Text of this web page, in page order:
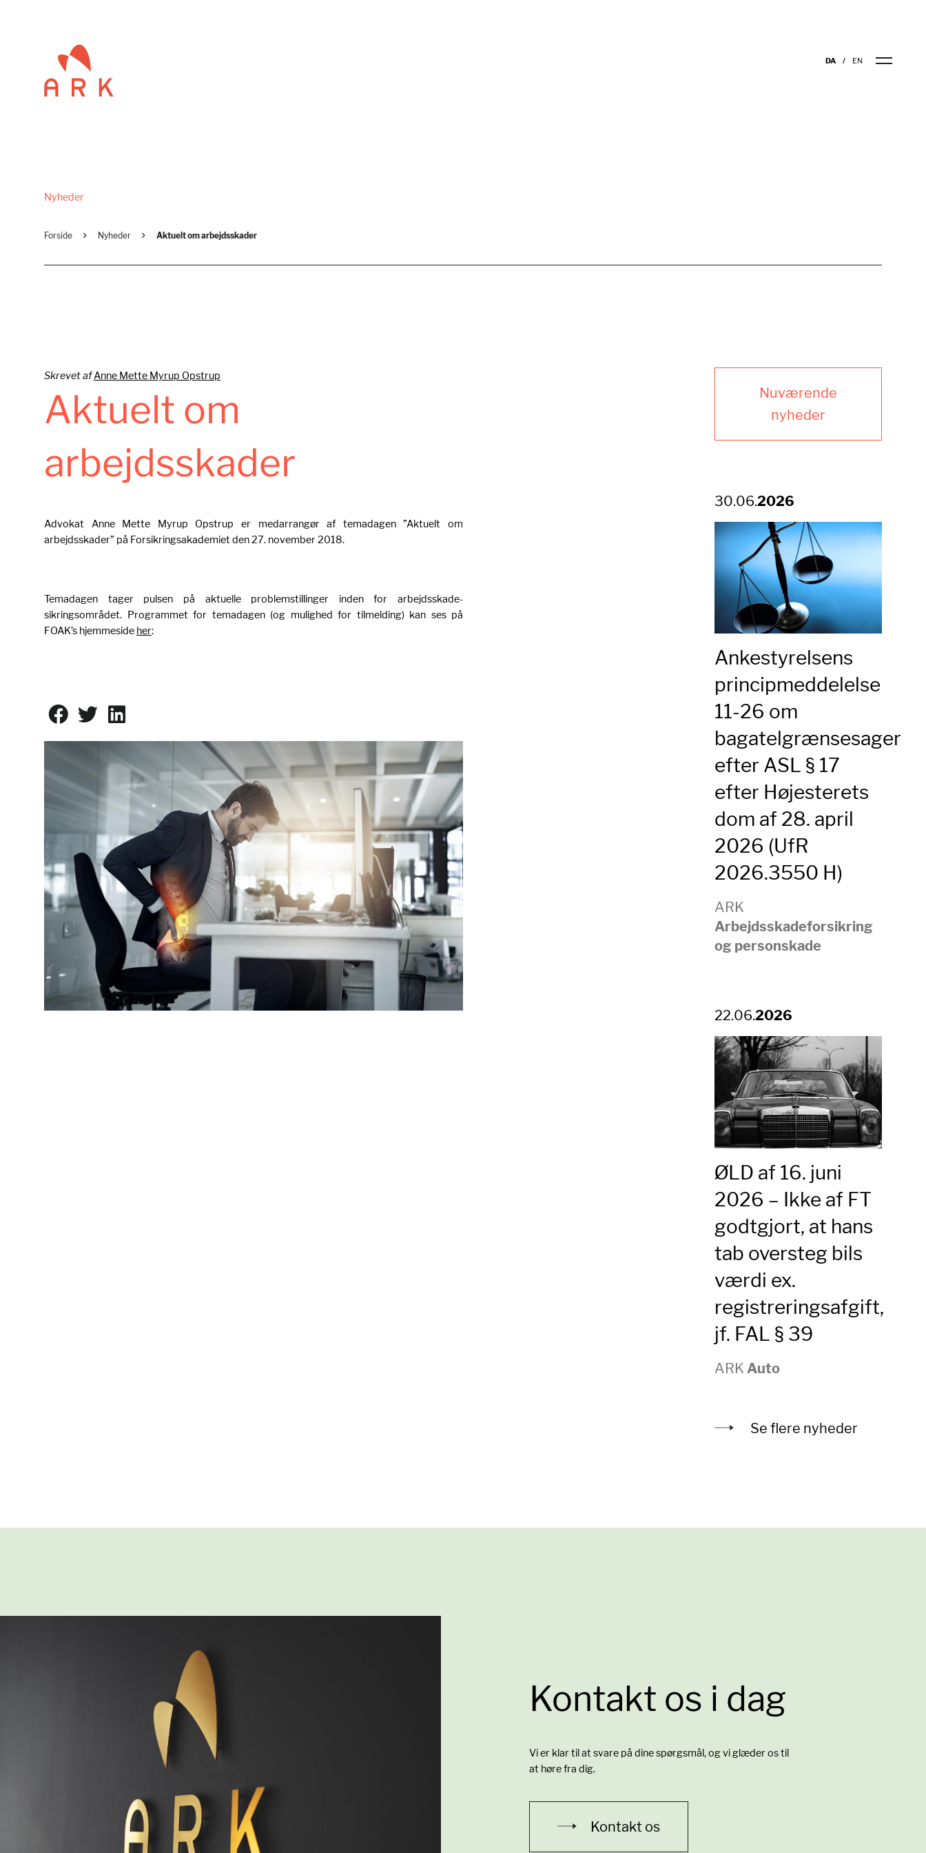
DA EN
Nyheder
Forside Nyheder Aktuelt om arbejdsskader
Skrevet afAnne Mette Myrup Opstrup
Aktuelt om
arbejdsskader
Advokat Anne Mette Myrup Opstrup er medarrangør af temadagen ”Aktuelt om
arbejdsskader” på Forsikringsakademiet den 27. november 2018.
Temadagen tager pulsen på aktuelle problemstillinger inden for arbejdsskade-
sikringsområdet. Programmet for temadagen (og mulighed for tilmelding) kan ses på
FOAK’s hjemmeside her:
Nuværende
nyheder
30.06.2026
Ankestyrelsens
principmeddelelse
11-26 om
bagatelgrænsesager
efter ASL § 17
efter Højesterets
dom af 28. april
2026 (UfR
2026.3550 H)
ARK
Arbejdsskadeforsikring
og personskade
22.06.2026
ØLD af 16. juni
2026 – Ikke af FT
godtgjort, at hans
tab oversteg bils
værdi ex.
registreringsafgift,
jf. FAL § 39
ARK Auto
Se flere nyheder
Kontakt os i dag
Vi er klar til at svare på dine spørgsmål, og vi glæder os til
at høre fra dig.
Kontakt os